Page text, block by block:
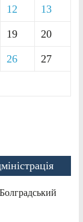
12 13
19 20
26 27